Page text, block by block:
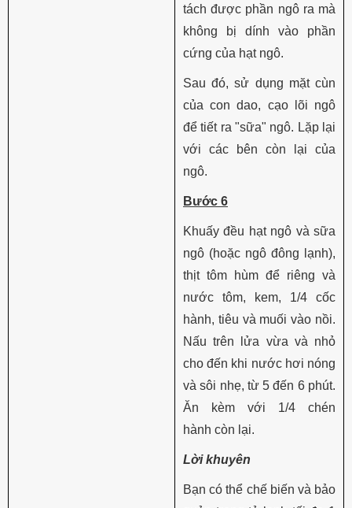
tách được phần ngô ra mà
không bị dính vào phần
cứng của hạt ngô.
Sau đó, sử dụng mặt cùn
của con dao, cạo lõi ngô
để tiết ra "sữa" ngô. Lặp lại
với các bên còn lại của
ngô.
Bước 6
Khuấy đều hạt ngô và sữa
ngô (hoặc ngô đông lạnh),
thịt tôm hùm để riêng và
nước tôm, kem, 1/4 cốc
hành, tiêu và muối vào nồi.
Nấu trên lửa vừa và nhỏ
cho đến khi nước hơi nóng
và sôi nhẹ, từ 5 đến 6 phút.
Ăn kèm với 1/4 chén
hành còn lại.
Lời khuyên
Bạn có thể chế biến và bảo